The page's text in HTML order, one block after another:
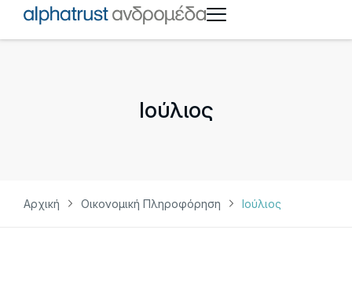
Ιούλιος
Αρχική Οικονομική Πληροφόρηση Ιούλιος